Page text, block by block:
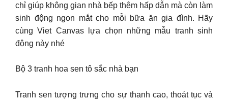
chỉ giúp không gian nhà bếp thêm hấp dẫn mà còn làm
sinh động ngon mắt cho mỗi bữa ăn gia đình. Hãy
cùng Viet Canvas lựa chọn những mẫu tranh sinh
động này nhé
Bộ 3 tranh hoa sen tô sắc nhà bạn
Tranh sen tượng trưng cho sự thanh cao, thoát tục và